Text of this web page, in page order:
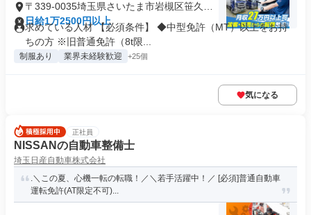
〒339-0035埼玉県さいたま市岩槻区笹久保
新田
日給1万2500円以上
求めている人材 【必須条件】 ◆中型免許（MT）以上をお持
ちの方 ※旧普通免許（8t限...
制服あり 業界未経験歓迎 +25個
気になる
正社員
NISSANの自動車整備士
埼玉日産自動車株式会社
.＼この夏、心機一転の転職！／＼若手活躍中！／ [必須]普通自動車
運転免許(AT限定不可)...